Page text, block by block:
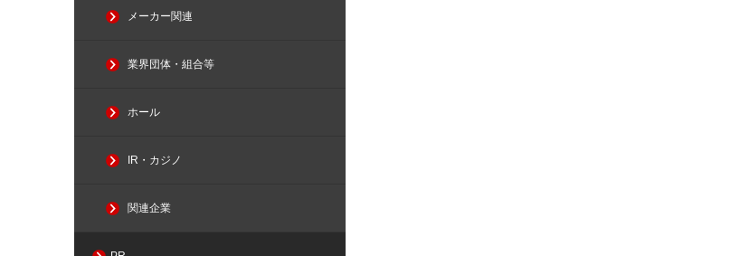
メーカー関連
業界団体・組合等
ホール
IR・カジノ
関連企業